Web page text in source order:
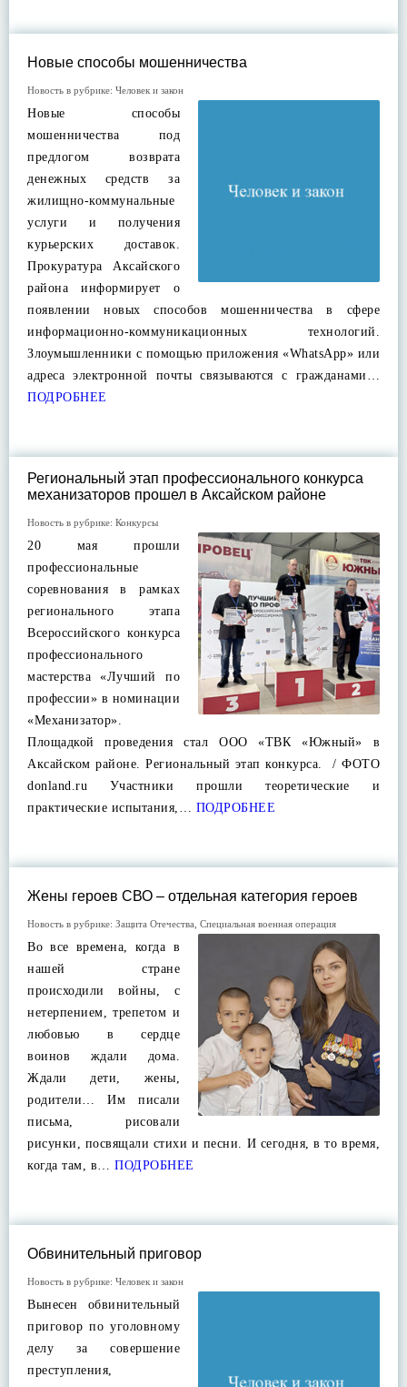
Новые способы мошенничества
Новость в рубрике: Человек и закон
Новые способы
мошенничества под
предлогом возврата
денежных средств за
жилищно-коммунальные
услуги и получения
курьерских доставок.
Прокуратура Аксайского
района информирует о
появлении новых способов мошенничества в сфере
информационно-коммуникационных технологий.
Злоумышленники с помощью приложения «WhatsApp» или
адреса электронной почты связываются с гражданами…
ПОДРОБНЕЕ
Региональный этап профессионального конкурса
механизаторов прошел в Аксайском районе
Новость в рубрике: Конкурсы
20 мая прошли
профессиональные
соревнования в рамках
регионального этапа
Всероссийского конкурса
профессионального
мастерства «Лучший по
профессии» в номинации
«Механизатор».
Площадкой проведения стал ООО «ТВК «Южный» в
Аксайском районе. Региональный этап конкурса. / ФОТО
donland.ru Участники прошли теоретические и
практические испытания,… ПОДРОБНЕЕ
Жены героев СВО – отдельная категория героев
Новость в рубрике: Защита Отечества Специальная военная операция
Во все времена, когда в
нашей стране
происходили войны, с
нетерпением, трепетом и
любовью в сердце
воинов ждали дома.
Ждали дети, жены,
родители… Им писали
письма, рисовали
рисунки, посвящали стихи и песни. И сегодня, в то время,
когда там, в… ПОДРОБНЕЕ
Обвинительный приговор
Новость в рубрике: Человек и закон
Вынесен обвинительный
приговор по уголовному
делу за совершение
преступления,